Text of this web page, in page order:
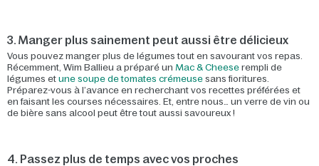
3. Manger plus sainement peut aussi être délicieux
Vous pouvez manger plus de légumes tout en savourant vos repas.
Récemment, Wim Ballieu a préparé un Mac & Cheese rempli de
légumes et une soupe de tomates crémeuse sans fioritures.
Préparez-vous à l’avance en recherchant vos recettes préférées et
en faisant les courses nécessaires. Et, entre nous… un verre de vin ou
de bière sans alcool peut être tout aussi savoureux !
4. Passez plus de temps avec vos proches